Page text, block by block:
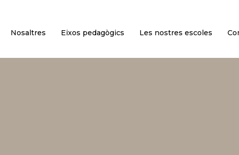
Nosaltres Eixos pedagògics Les nostres escoles